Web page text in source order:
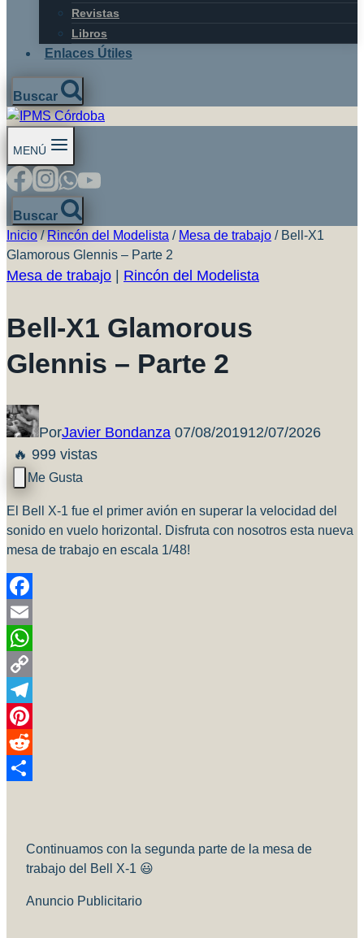
Revistas
Libros
Enlaces Útiles
Buscar
MENÚ
Buscar
Inicio / Rincón del Modelista / Mesa de trabajo / Bell-X1
Glamorous Glennis – Parte 2
Mesa de trabajo Rincón del Modelista
Bell-X1 Glamorous
Glennis – Parte 2
PorJavier Bondanza 07/08/201912/07/2026
🔥 999 vistas
El Bell X-1 fue el primer avión en superar la velocidad del
sonido en vuelo horizontal. Disfruta con nosotros esta nueva
mesa de trabajo en escala 1/48!
Facebook
Email
WhatsApp
Copy
Link
Telegram
Pinterest
Reddit
Continuamos con la segunda parte de la mesa de
trabajo del Bell X-1 😃
Anuncio Publicitario